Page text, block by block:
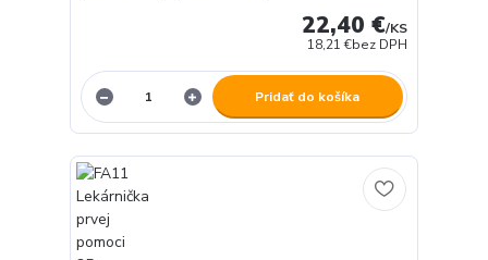
22,40 €/KS
18,21 €bez DPH
Pridať do košíka